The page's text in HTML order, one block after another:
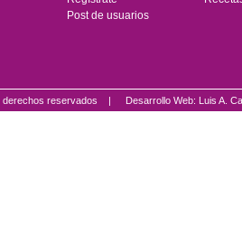
Post de usuarios
derechos reservados | Desarrollo Web: Luis